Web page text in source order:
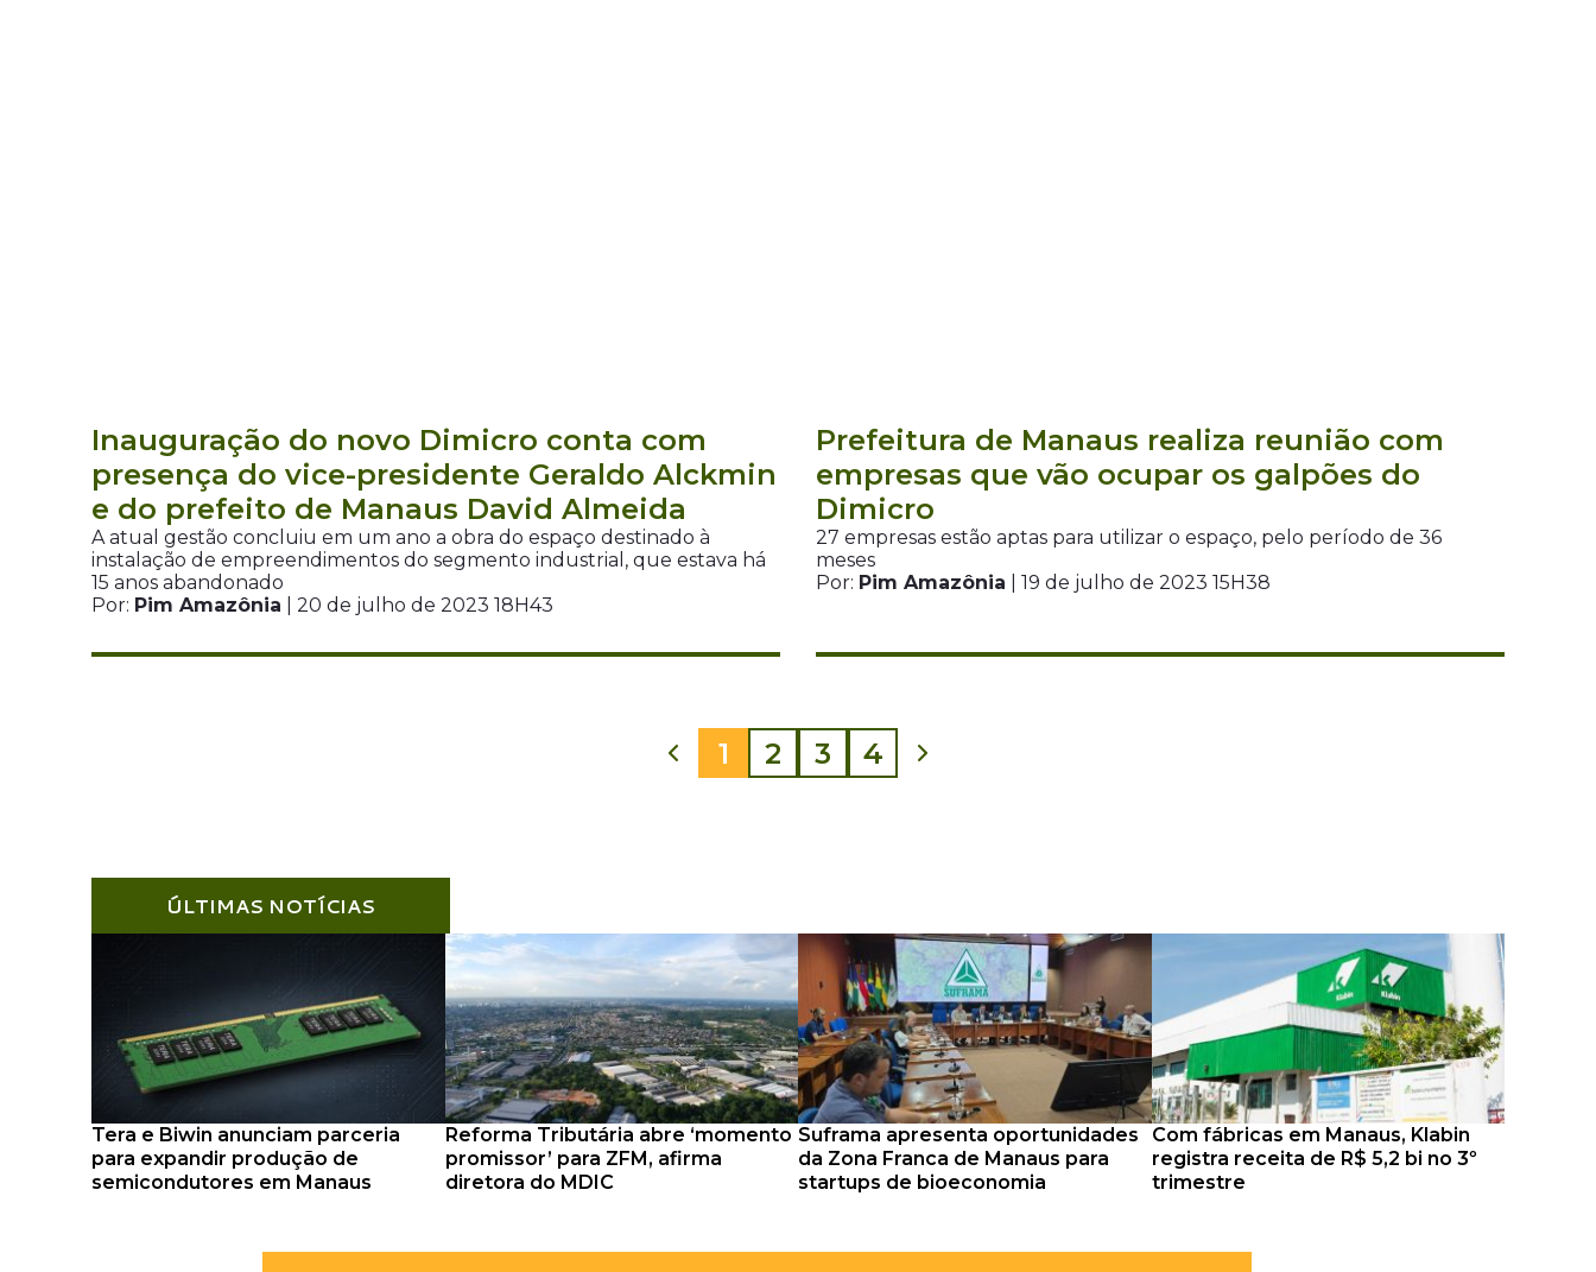
Inauguração do novo Dimicro conta com
presença do vice-presidente Geraldo Alckmin
e do prefeito de Manaus David Almeida
A atual gestão concluiu em um ano a obra do espaço destinado à
instalação de empreendimentos do segmento industrial, que estava há
15 anos abandonado
Por: Pim Amazônia | 20 de julho de 2023 18H43
Prefeitura de Manaus realiza reunião com
empresas que vão ocupar os galpões do
Dimicro
27 empresas estão aptas para utilizar o espaço, pelo período de 36
meses
Por: Pim Amazônia | 19 de julho de 2023 15H38
1 2 3 4
ÚLTIMAS NOTÍCIAS
Tera e Biwin anunciam parceria
para expandir produção de
semicondutores em Manaus
Reforma Tributária abre ‘momento
promissor’ para ZFM, afirma
diretora do MDIC
Suframa apresenta oportunidades
da Zona Franca de Manaus para
startups de bioeconomia
Com fábricas em Manaus, Klabin
registra receita de R$ 5,2 bi no 3º
trimestre